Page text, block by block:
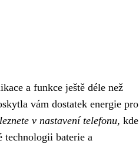
a funkce ještě déle než
vám dostatek energie pro
v nastavení telefonu, kde
baterie a